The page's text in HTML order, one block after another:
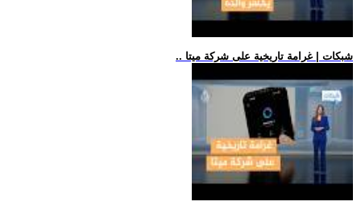
.. شبكات | غرامة تاريخية على شركة ميتا